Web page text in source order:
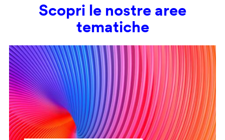
Scopri le nostre aree
tematiche